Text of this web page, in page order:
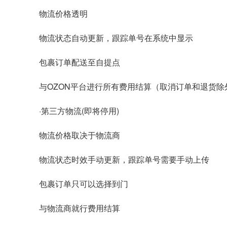
物流价格透明
物流状态自动更新，跟踪单号在系统中显示
包裹订单配送至自提点
与OZON平台进行所有费用结算（取消订单和退货除
·第三方物流(即将停用)
物流价格取决于物流商
物流状态时效手动更新，跟踪单号需要手动上传
包裹订单只可以选择到门
与物流商就行费用结算